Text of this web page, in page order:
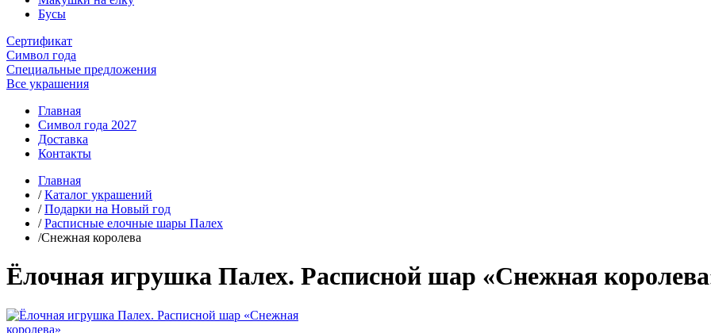
Бусы
Сертификат
Символ года
Специальные предложения
Все украшения
Главная
Символ года 2027
Доставка
Контакты
Главная
/Каталог украшений
/Подарки на Новый год
/Расписные елочные шары Палех
/Снежная королева
Ёлочная игрушка Палех. Расписной шар «Снежная